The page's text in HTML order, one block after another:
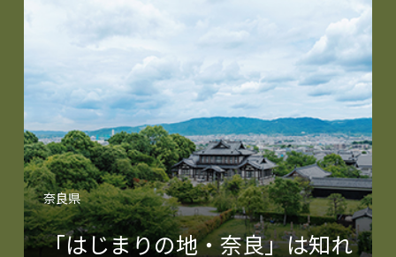
奈良県
「はじまりの地・奈良」は知れ